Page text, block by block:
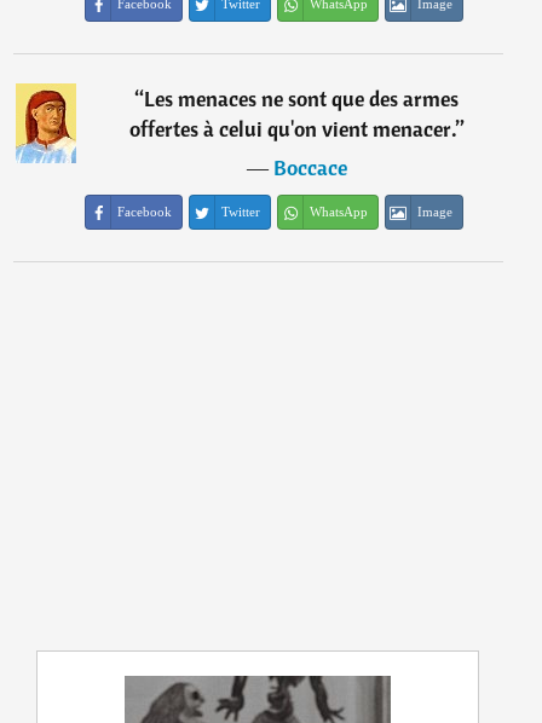
Facebook Twitter WhatsApp Image
“Les menaces ne sont que des armes
offertes à celui qu'on vient menacer.”
―Boccace
Facebook Twitter WhatsApp Image